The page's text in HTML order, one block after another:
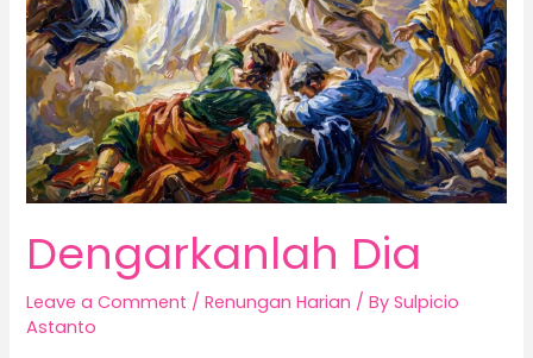
Dengarkanlah Dia
Leave a Comment /Renungan Harian / BySulpicio
Astanto